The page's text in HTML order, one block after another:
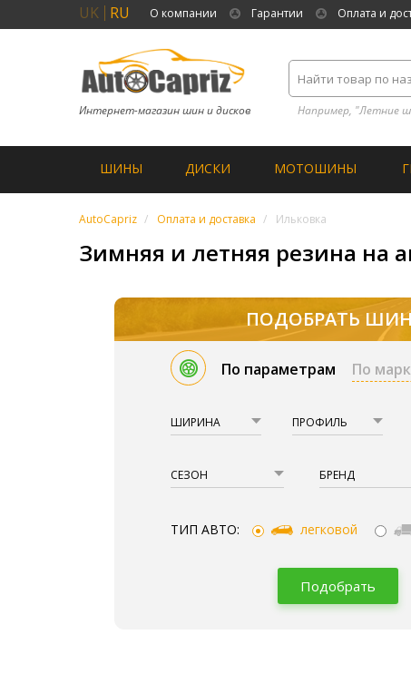
UK RU О компании Гарантии Оплата и
Интернет-магазин шин и дисков Например, "Летние
ШИНЫ ДИСКИ МОТОШИНЫ
AutoCapriz Оплата и доставка Ильковка
Зимняя и летняя резина на
ПОДОБРАТЬ
По параметрам По
ШИРИНА ПРОФИЛЬ
СЕЗОН БРЕНД
ТИП АВТО: легковой
Подобрать